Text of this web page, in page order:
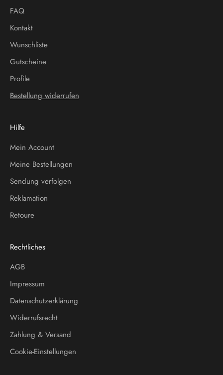
FAQ
Kontakt
Wunschliste
Gutscheine
Profile
Bestellung widerrufen
Hilfe
Mein Account
Meine Bestellungen
Sendung verfolgen
Reklamation
Retoure
Rechtliches
AGB
Impressum
Datenschutzerklärung
Widerrufsrecht
Zahlung & Versand
Cookie-Einstellungen